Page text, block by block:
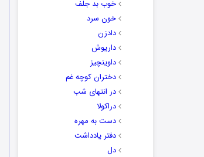
خوب بد جلف
خون سرد
دادزن
داریوش
داوینچیز
دختران کوچه غم
در انتهای شب
دراکولا
دست به مهره
دفتر یادداشت
دل